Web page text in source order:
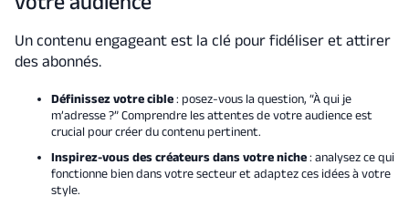
Un contenu engageant est la clé pour fidéliser et attirer
des abonnés.
Définissez votre cible: posez-vous la question, “À qui je
m’adresse ?” Comprendre les attentes de votre audience est
crucial pour créer du contenu pertinent.
Inspirez-vous des créateurs dans votre niche: analysez ce qui
fonctionne bien dans votre secteur et adaptez ces idées à votre
style.